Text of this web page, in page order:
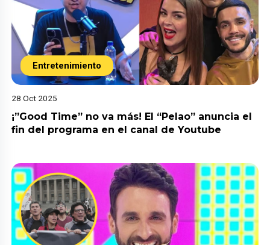
Entretenimiento
28 Oct 2025
¡”Good Time” no va más! El “Pelao” anuncia el
fin del programa en el canal de Youtube